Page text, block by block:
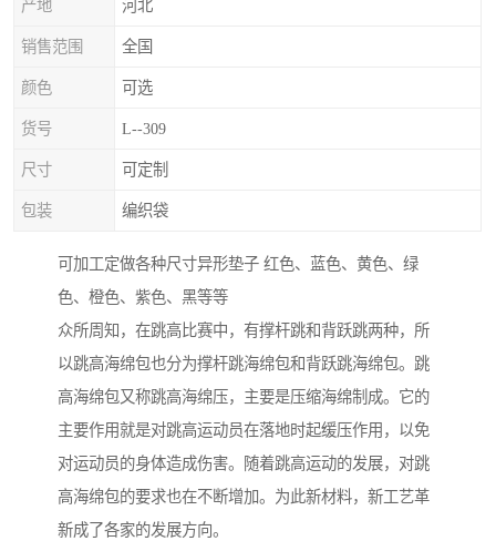
产地 河北
销售范围 全国
颜色 可选
货号 L--309
尺寸 可定制
包装 编织袋
可加工定做各种尺寸异形垫子 红色、蓝色、黄色、绿
色、橙色、紫色、黑等等
众所周知，在跳高比赛中，有撑杆跳和背跃跳两种，所
以跳高海绵包也分为撑杆跳海绵包和背跃跳海绵包。跳
高海绵包又称跳高海绵压，主要是压缩海绵制成。它的
主要作用就是对跳高运动员在落地时起缓压作用，以免
对运动员的身体造成伤害。随着跳高运动的发展，对跳
高海绵包的要求也在不断增加。为此新材料，新工艺革
新成了各家的发展方向。